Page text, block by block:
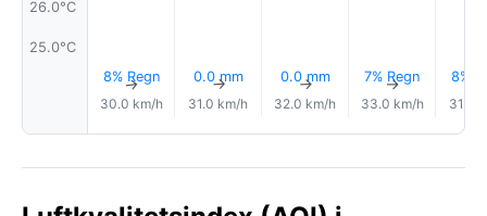
26.0°C
25.0°C
8% Regn
↑
30.0 km/h
0.0 mm
↑
31.0 km/h
0.0 mm
↑
32.0 km/h
7% Regn
↑
33.0 km/h
8%
31.0